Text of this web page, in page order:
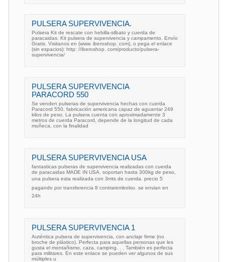
PULSERA SUPERVIVENCIA.
Pulsera Kit de rescate con hebilla-silbato y cuerda de
paracaidas. Kit pulsera de supervivencia y campamento. Envío
Gratis. Visitanos en (www. iberoshop. com), o pega el enlace
(sin espacios): http: //iberoshop. com/producto/pulsera-
supervivencia/
PULSERA SUPERVIVENCIA
PARACORD 550
Se venden pulseras de supervivencia hechas con cuerda
Paracord 550, fabricación americana capaz de aguantar 249
kilos de peso. La pulsera cuenta con aproximadamente 3
metros de cuerda Paracord, depende de la longitud de cada
muñeca, con la finalidad
PULSERA SUPERVIVENCIA USA
fantasticas pulseras de supervivencia realizadas con cuerda
de paracaidas MADE IN USA, soportan hasta 300kg de peso,
una pulsera esta realizada con 3mts de cuerda. precio 5
pagando por transferencia 8 contrarembolso. se envian en
24h
PULSERA SUPERVIVENCIA 1
Auténtica pulsera de supervivencia, con anclaje firme (no
broche de plástico). Perfecta para aquellas personas que les
gusta el montañismo, caza, camping. . . También es perfecta
para militares. En este enlace se pueden ver algunos de sus
múltiples u